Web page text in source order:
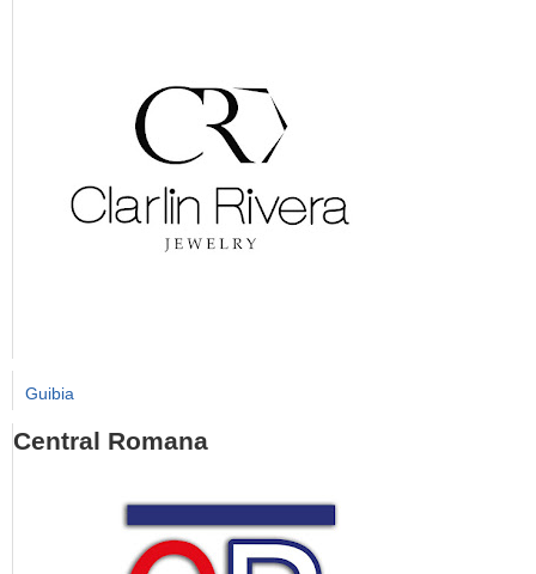
Guibia
Central Romana